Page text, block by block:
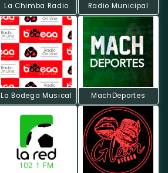
La Chimba Radio Radio Municipal
La Bodega Musical MachDeportes